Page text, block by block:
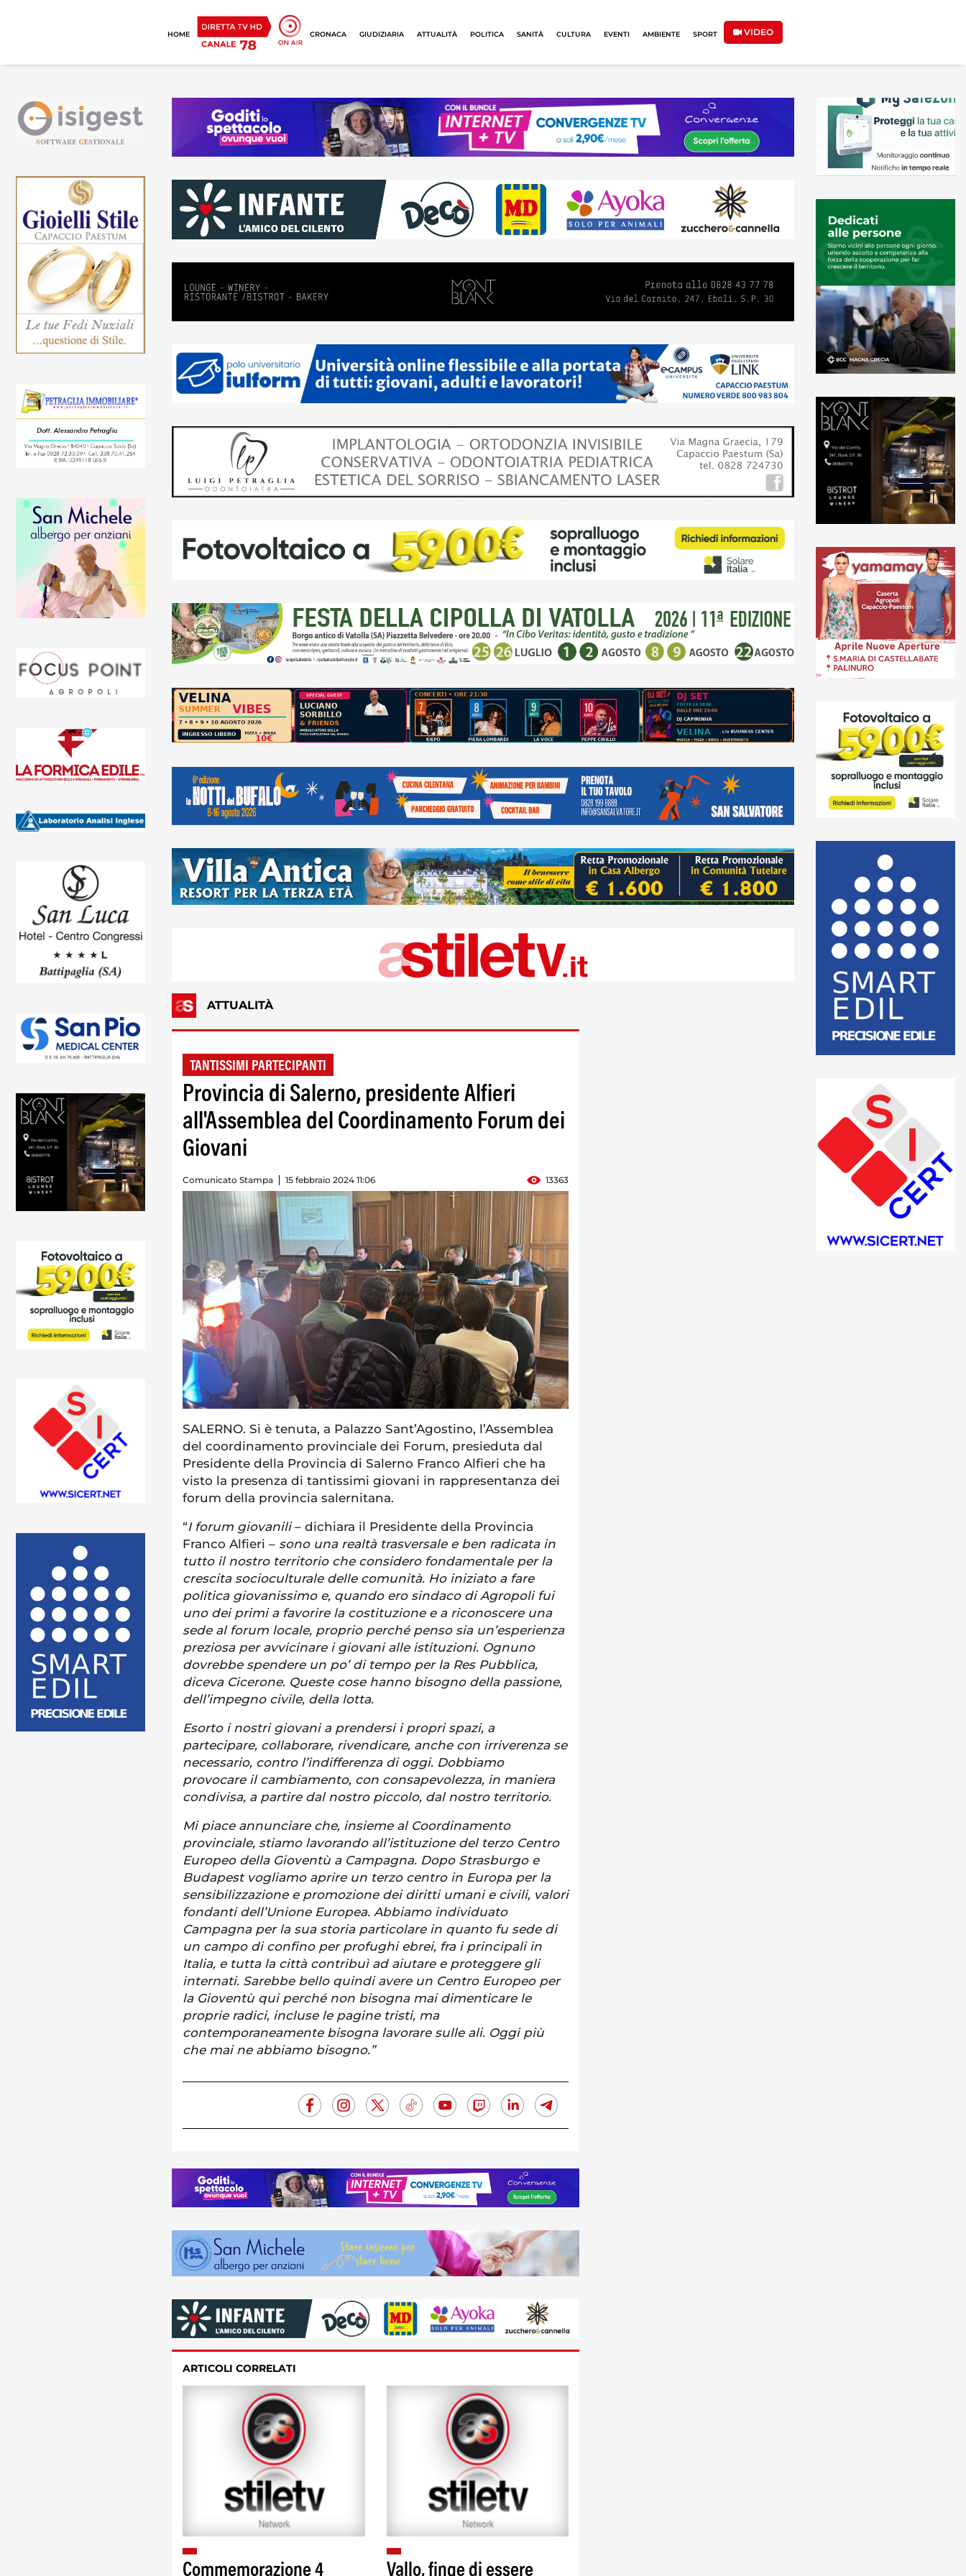
HOME CRONACA GIUDIZIARIA ATTUALITÀ POLITICA SANITÀ CULTURA EVENTI AMBIENTE SPORT VIDEO
ATTUALITÀ
TANTISSIMI PARTECIPANTI
Provincia di Salerno, presidente Alfieri
all'Assemblea del Coordinamento Forum dei
Giovani
Comunicato Stampa 15 febbraio 2024 11:06 13363
SALERNO. Si è tenuta, a Palazzo Sant’Agostino, l’Assemblea
del coordinamento provinciale dei Forum, presieduta dal
Presidente della Provincia di Salerno Franco Alfieri che ha
visto la presenza di tantissimi giovani in rappresentanza dei
forum della provincia salernitana.
“I forum giovanili– dichiara il Presidente della Provincia
Franco Alfieri – sono una realtà trasversale e ben radicata in
tutto il nostro territorio che considero fondamentale per la
crescita socioculturale delle comunità. Ho iniziato a fare
politica giovanissimo e, quando ero sindaco di Agropoli fui
uno dei primi a favorire la costituzione e a riconoscere una
sede al forum locale, proprio perché penso sia un’esperienza
preziosa per avvicinare i giovani alle istituzioni. Ognuno
dovrebbe spendere un po’ di tempo per la Res Pubblica,
diceva Cicerone. Queste cose hanno bisogno della passione,
dell’impegno civile, della lotta.
Esorto i nostri giovani a prendersi i propri spazi, a
partecipare, collaborare, rivendicare, anche con irriverenza se
necessario, contro l’indifferenza di oggi. Dobbiamo
provocare il cambiamento, con consapevolezza, in maniera
condivisa, a partire dal nostro piccolo, dal nostro territorio.
Mi piace annunciare che, insieme al Coordinamento
provinciale, stiamo lavorando all’istituzione del terzo Centro
Europeo della Gioventù a Campagna. Dopo Strasburgo e
Budapest vogliamo aprire un terzo centro in Europa per la
sensibilizzazione e promozione dei diritti umani e civili, valori
fondanti dell’Unione Europea. Abbiamo individuato
Campagna per la sua storia particolare in quanto fu sede di
un campo di confino per profughi ebrei, fra i principali in
Italia, e tutta la città contribuì ad aiutare e proteggere gli
internati. Sarebbe bello quindi avere un Centro Europeo per
la Gioventù qui perché non bisogna mai dimenticare le
proprie radici, incluse le pagine tristi, ma
contemporaneamente bisogna lavorare sulle ali. Oggi più
che mai ne abbiamo bisogno.”
ARTICOLI CORRELATI
Commemorazione 4 Vallo, finge di essere